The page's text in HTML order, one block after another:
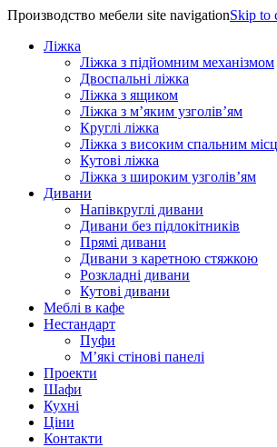
Производство мебели site navigationSkip to
Ліжка
Ліжка з підйомним механізмом
Двоспальні ліжка
Ліжка з ящиком
Ліжка з м’яким узголів’ям
Круглі ліжка
Ліжка з високим спальним
Кутові ліжка
Ліжка з широким узголів’ям
Дивани
Напівкруглі дивани
Дивани без підлокітників
Прямі дивани
Дивани з каретною стяжкою
Розкладні дивани
Кутові дивани
Меблі в кафе
Нестандарт
Пуфи
М’які стінові панелі
Проекти
Шафи
Кухні
Ціни
Контакти